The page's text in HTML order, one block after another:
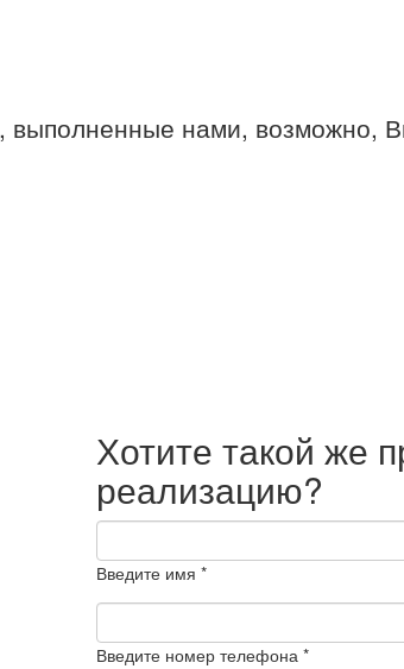
выполненные нами, возможно,
Хотите такой же
реализацию?
Введите имя *
Введите номер телефона *